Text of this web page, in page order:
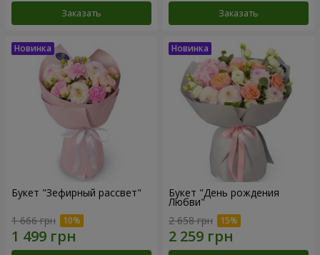
Заказать Заказать
Букет "Зефирный рассвет"
1 666 грн
Букет "День рождения
Любви"
2 658 грн